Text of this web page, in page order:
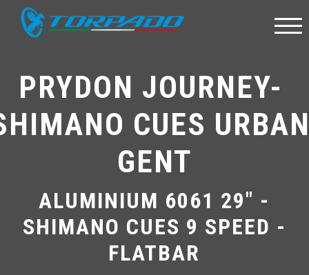
PRYDON JOURNEY-
CUES
GENT
ALUMINIUM 6061 29" -
SHIMANO CUES 9 SPEED -
FLATBAR